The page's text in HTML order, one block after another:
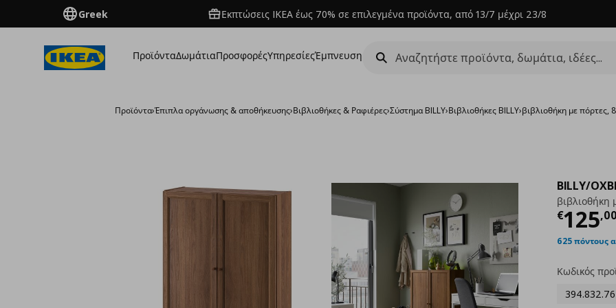
Greek Εκπτώσεις IKEA έως 70% σε επιλεγμένα προϊόντα, από 13/7 μέχρι 23/8
ΠροϊόνταΔωμάτιαΠροσφορέςΥπηρεσίεςΈμπνευση
Προϊόντα›Έπιπλα οργάνωσης & αποθήκευσης›Βιβλιοθήκες & Ραφιέρες›Σύστημα BILLY›Βιβλιοθήκες BILLY›βιβλιοθήκη με πόρτες,
BILLY/
βιβλιοθήκη
€125,00
625 πόντους
Κωδικός
394.832.76